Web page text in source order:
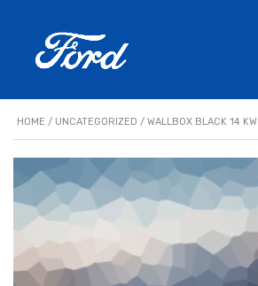
HOME / UNCATEGORIZED / WALLBOX BLACK 14 KW